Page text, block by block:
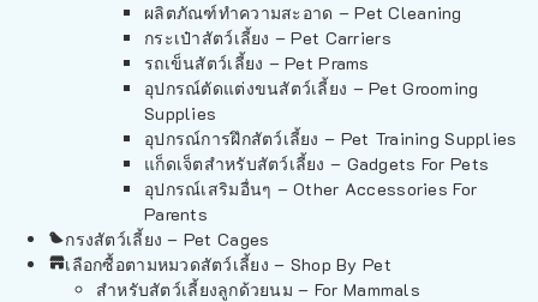
ผลิตภัณฑ์ทำความสะอาด – Pet Cleaning
กระเป๋าสัตว์เลี้ยง – Pet Carriers
รถเข็นสัตว์เลี้ยง – Pet Prams
อุปกรณ์ตัดแต่งขนสัตว์เลี้ยง – Pet Grooming
Supplies
อุปกรณ์การฝึกสัตว์เลี้ยง – Pet Training Supplies
แก็ดเจ็ตสำหรับสัตว์เลี้ยง – Gadgets For Pets
อุปกรณ์เสริมอื่นๆ – Other Accessories For
Parents
กรงสัตว์เลี้ยง – Pet Cages
เลือกซื้อตามหมวดสัตว์เลี้ยง – Shop By Pet
สำหรับสัตว์เลี้ยงลูกด้วยนม – For Mammals